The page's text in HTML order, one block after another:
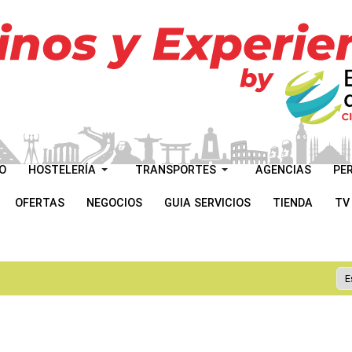
HOSTELERÍA TRANSPORTES AGENCIAS
OFERTAS NEGOCIOS GUIA SERVICIOS TIENDA TV